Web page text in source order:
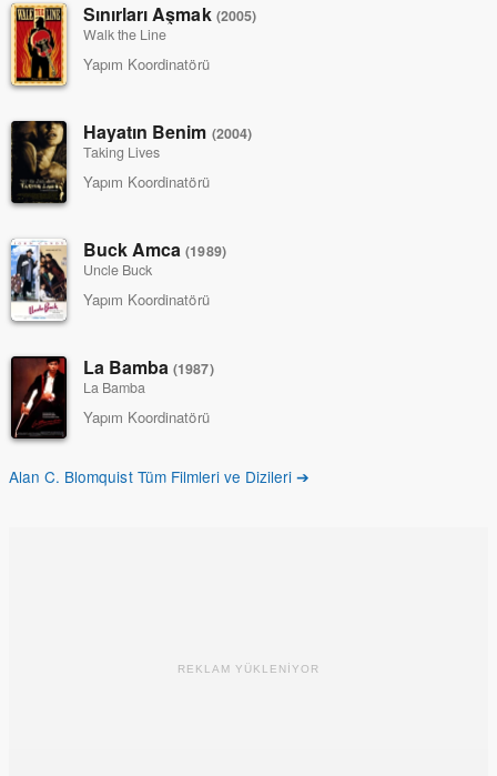
Sınırları Aşmak (2005)
Walk the Line
Yapım Koordinatörü
Hayatın Benim (2004)
Taking Lives
Yapım Koordinatörü
Buck Amca(1989)
Uncle Buck
Yapım Koordinatörü
La Bamba(1987)
La Bamba
Yapım Koordinatörü
Alan C. Blomquist Tüm Filmleri ve Dizileri ➔
REKLAM YÜKLENİYOR